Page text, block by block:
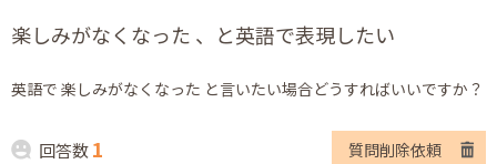
楽しみがなくなった 、と英語で表現したい
英語で 楽しみがなくなった と言いたい場合どうすればいいですか？
回答数1 質問削除依頼